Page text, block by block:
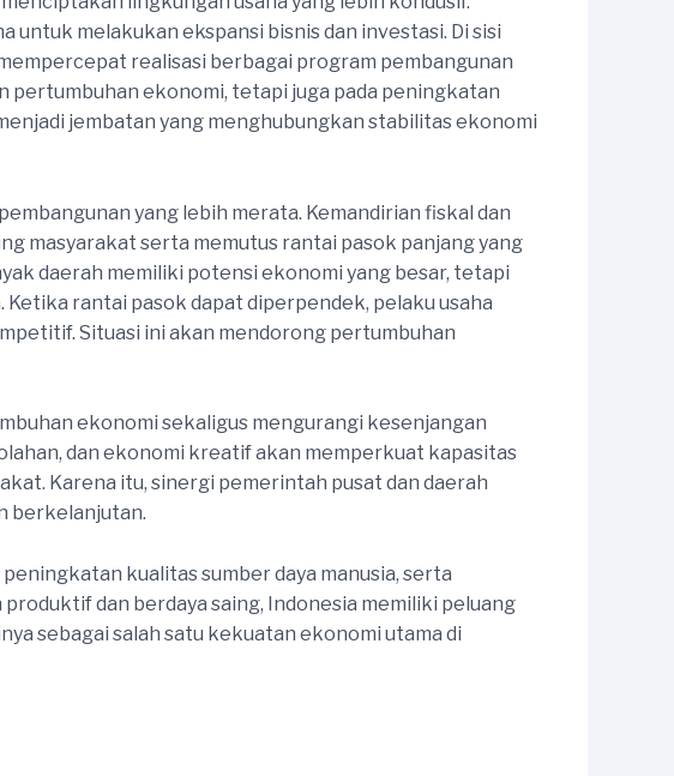
melakukan ekspansi bisnis dan investasi. Di sisi
realisasi berbagai program pembangunan
ekonomi, tetapi juga pada peningkatan
jembatan yang menghubungkan stabilitas ekonomi
yang lebih merata. Kemandirian fiskal dan
masyarakat serta memutus rantai pasok panjang yang
daerah memiliki potensi ekonomi yang besar, tetapi
rantai pasok dapat diperpendek, pelaku usaha
Situasi ini akan mendorong pertumbuhan
ekonomi sekaligus mengurangi kesenjangan
dan ekonomi kreatif akan memperkuat kapasitas
Karena itu, sinergi pemerintah pusat dan daerah
berkelanjutan.
kualitas sumber daya manusia, serta
dan berdaya saing, Indonesia memiliki peluang
sebagai salah satu kekuatan ekonomi utama di